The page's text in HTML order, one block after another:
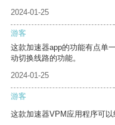
2024-01-25
游客
这款加速器app的功能有点单
动切换线路的功能。
2024-01-25
游客
这款加速器VPM应用程序可以